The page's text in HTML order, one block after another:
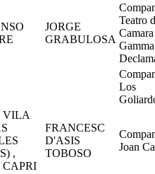
JORGE
GRABULOSA
Teatro
Camara
Gamma
Los
VILA
,
CAPRI
FRANCESC
D'ASIS
TOBOSO
Joan